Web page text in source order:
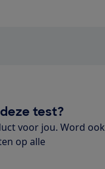
test?
voor jou. Word ook
op alle